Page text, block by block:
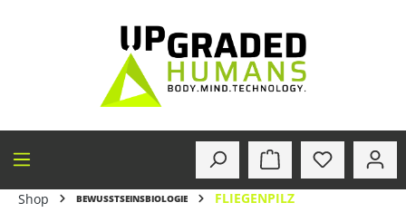
Shop BEWUSSTSEINSBIOLOGIE FLIEGENPILZ